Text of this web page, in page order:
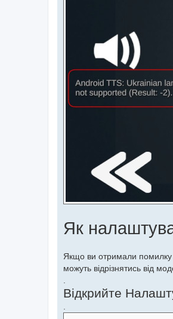
Як
Якщо ви отримали помилку
можуть відрізнятись від
Відкрийте